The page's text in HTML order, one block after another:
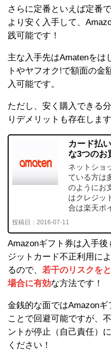
さらに定番といえば定番
より安く入手して、
践可能です！
主な入手先はAmatenをは
トやヤフオク!で額面の金
入可能です。
ただし、安く購入できる
りデメリットも存在します
カード払
な3つのお
ネットショ
ている方は
のようにお
はクレジッ
合は楽天ポ
投稿日： 2016-07-11
Amazonギフト券は入手
ジットカード不正利用に
るので、 若干のリスクを
場合に有効な方法です！
金銭的な面ではAmazon
ことで回避可能ですが、
ントが停止（自己責任）
ください！